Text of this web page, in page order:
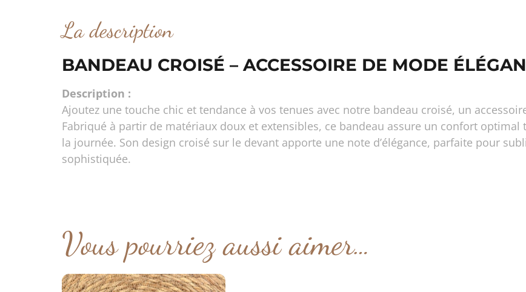
La description
BANDEAU CROISÉ – ACCESSOIRE DE MODE
Description :
Ajoutez une touche chic et tendance à vos tenues avec notre bandeau croisé, un
Fabriqué à partir de matériaux doux et extensibles, ce bandeau assure un confort
la journée. Son design croisé sur le devant apporte une note d’élégance, parfaite pour
sophistiquée.
Vous pourriez aussi aimer…